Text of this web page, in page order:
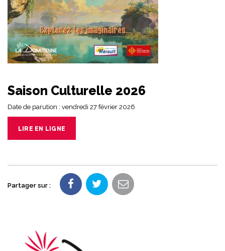
Saison Culturelle 2026
Date de parution : vendredi 27 février 2026
LIRE EN LIGNE
Partager sur :